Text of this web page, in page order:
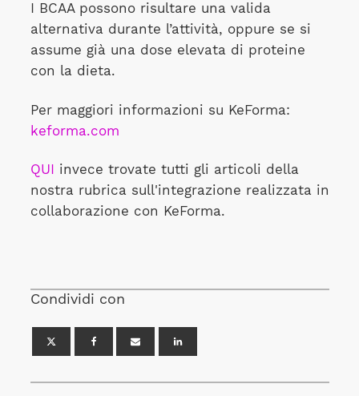
I BCAA possono risultare una valida
alternativa durante l’attività, oppure se si
assume già una dose elevata di proteine
con la dieta.
Per maggiori informazioni su KeForma:
keforma.com
QUI
invece trovate tutti gli articoli della
nostra rubrica sull'integrazione realizzata in
collaborazione con KeForma.
Condividi con